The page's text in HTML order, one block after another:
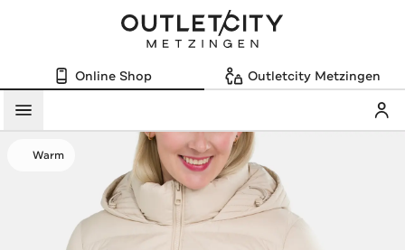
Online Shop Outletcity Metzingen
Menü
Warm